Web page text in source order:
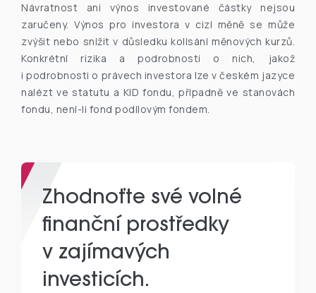
Návratnost ani výnos investované částky nejsou
zaručeny. Výnos pro investora v cizí měně se může
zvýšit nebo snížit v důsledku kolísání měnových kurzů.
Konkrétní rizika a podrobnosti o nich, jakož
i podrobnosti o právech investora lze v českém jazyce
nalézt ve statutu a KID fondu, případně ve stanovách
fondu, není-li fond podílovým fondem.
Zhodnoťte své volné
finanční prostředky
v zajímavých
investicích.